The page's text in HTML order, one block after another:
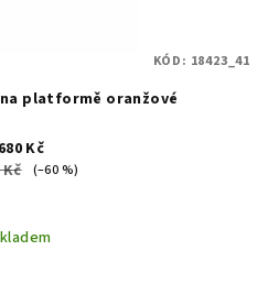
platformě oranžové
680 Kč
Kč
(–60 %)
KÓD: 18423_41